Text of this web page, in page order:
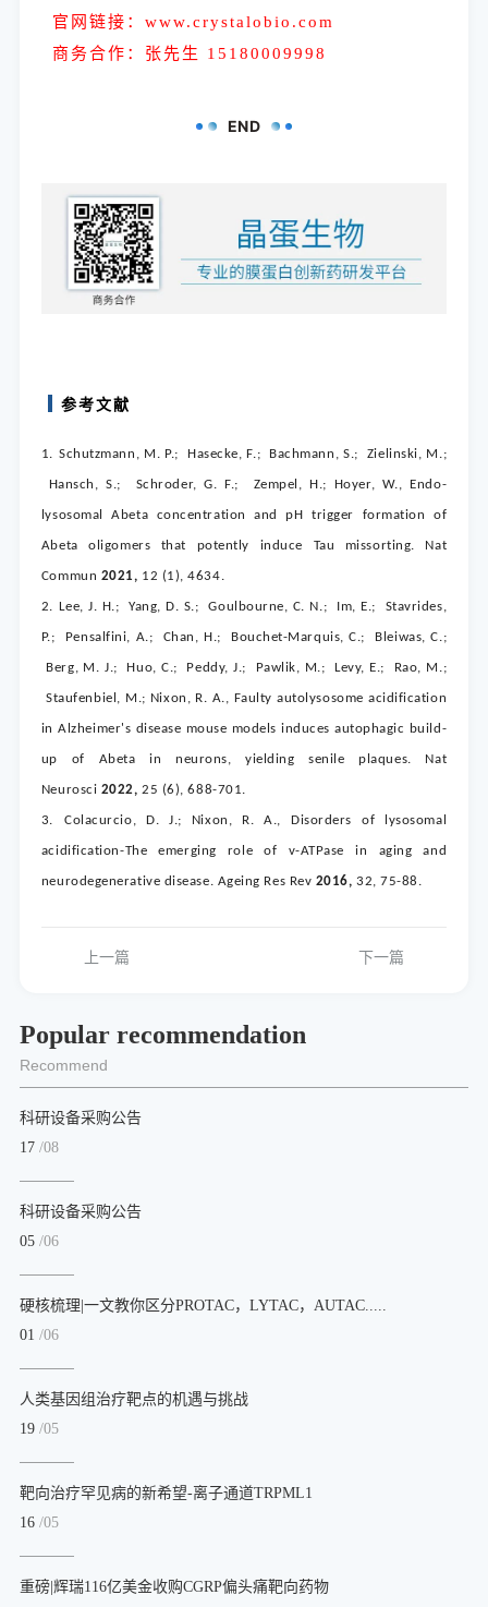
官网链接：www.crystalobio.com
商务合作：张先生 15180009998
END
参考文献
1. Schutzmann, M. P.; Hasecke, F.; Bachmann, S.; Zielinski, M.;
Hansch, S.; Schroder, G. F.; Zempel, H.; Hoyer, W., Endo-
lysosomal Abeta concentration and pH trigger formation of
Abeta oligomers that potently induce Tau missorting. Nat
Commun 2021, 12 (1), 4634.
2. Lee, J. H.; Yang, D. S.; Goulbourne, C. N.; Im, E.; Stavrides,
P.; Pensalfini, A.; Chan, H.; Bouchet-Marquis, C.; Bleiwas, C.;
Berg, M. J.; Huo, C.; Peddy, J.; Pawlik, M.; Levy, E.; Rao, M.;
Staufenbiel, M.; Nixon, R. A., Faulty autolysosome acidification
in Alzheimer's disease mouse models induces autophagic build-
up of Abeta in neurons, yielding senile plaques. Nat
Neurosci 2022, 25 (6), 688-701.
3. Colacurcio, D. J.; Nixon, R. A., Disorders of lysosomal
acidification-The emerging role of v-ATPase in aging and
neurodegenerative disease. Ageing Res Rev 2016, 32, 75-88.
上一篇 下一篇
Popular recommendation
Recommend
科研设备采购公告
17 /08
科研设备采购公告
05 /06
硬核梳理|一文教你区分PROTAC，LYTAC，AUTAC.....
01 /06
人类基因组治疗靶点的机遇与挑战
19 /05
靶向治疗罕见病的新希望-离子通道TRPML1
16 /05
重磅|辉瑞116亿美金收购CGRP偏头痛靶向药物